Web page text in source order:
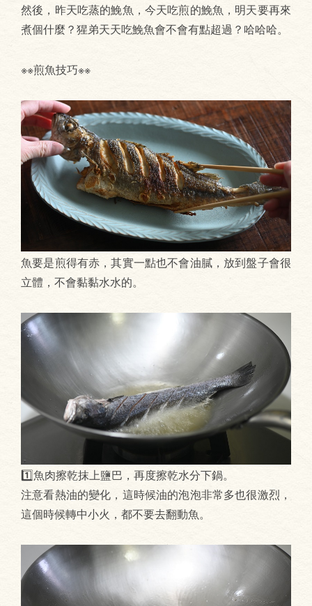
然後，昨天吃蒸的鮸魚，今天吃煎的鮸魚，明天要再來
煮個什麼？猩弟天天吃鮸魚會不會有點超過？哈哈哈。
※※煎魚技巧※※
魚要是煎得有赤，其實一點也不會油膩，放到盤子會很
立體，不會黏黏水水的。
1️⃣魚肉擦乾抹上鹽巴，再度擦乾水分下鍋。
注意看熱油的變化，這時候油的泡泡非常多也很激烈，
這個時候轉中小火，都不要去翻動魚。